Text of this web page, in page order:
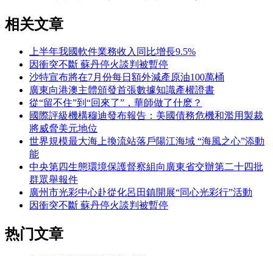
相关文章
上半年我國軟件業務收入同比增長9.5%
因衝突不斷 蘇丹停火談判被暫停
沙特宣布將在7月份每日額外減產原油100萬桶
廣東向港澳主體頒發首張數據知識產權證書
從“留不住”到“回來了”，華師做了什麽？
國際評級機構穆迪發布報告：美國債務危機和濫用製裁
將威脅美元地位
世界規模最大海上換流站落戶陽江海域 “海風之心”添動
能
中央第四生態環境保護督察組向廣東省交辦第二十四批
群眾舉報件
廣州市光彩中心赴從化呂田鎮開展“同心光彩行”活動
因衝突不斷 蘇丹停火談判被暫停
热门文章